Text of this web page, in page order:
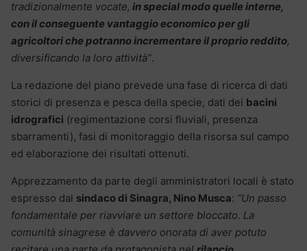
tradizionalmente vocate, in special modo quelle interne,
con il conseguente vantaggio economico per gli
agricoltori che potranno incrementare il proprio reddito,
diversificando la loro attività”.
La redazione del piano prevede una fase di ricerca di dati
storici di presenza e pesca della specie, dati dei bacini
idrografici (regimentazione corsi fluviali, presenza
sbarramenti), fasi di monitoraggio della risorsa sul campo
ed elaborazione dei risultati ottenuti.
Apprezzamento da parte degli amministratori locali è stato
espresso dal sindaco di Sinagra, Nino Musca: “Un passo
fondamentale per riavviare un settore bloccato. La
comunità sinagrese è davvero onorata di aver potuto